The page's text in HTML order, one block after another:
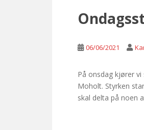
06/06/2021
På onsdag kjører
Moholt. Styrken
skal delta på noen